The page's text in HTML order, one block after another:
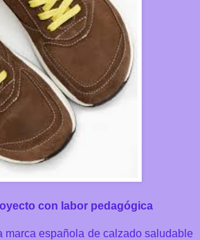
con labor pedagógica
marca española de calzado saludable